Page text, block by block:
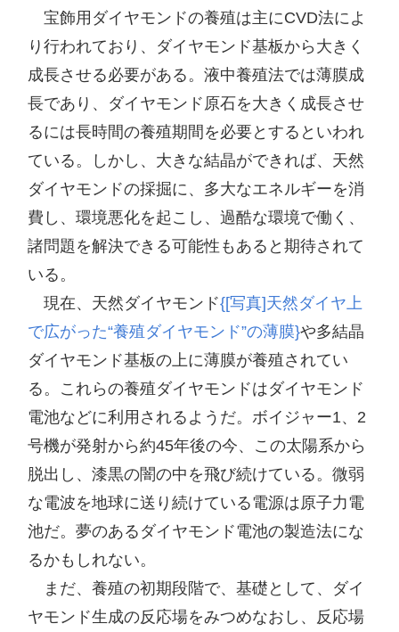
宝飾用ダイヤモンドの養殖は主にCVD法によ
り行われており、ダイヤモンド基板から大きく
成長させる必要がある。液中養殖法では薄膜成
長であり、ダイヤモンド原石を大きく成長させ
るには長時間の養殖期間を必要とするといわれ
ている。しかし、大きな結晶ができれば、天然
ダイヤモンドの採掘に、多大なエネルギーを消
費し、環境悪化を起こし、過酷な環境で働く、
諸問題を解決できる可能性もあると期待されて
いる。
現在、天然ダイヤモンド{[写真]天然ダイヤ上
で広がった“養殖ダイヤモンド”の薄膜}や多結晶
ダイヤモンド基板の上に薄膜が養殖されてい
る。これらの養殖ダイヤモンドはダイヤモンド
電池などに利用されるようだ。ボイジャー1、2
号機が発射から約45年後の今、この太陽系から
脱出し、漆黒の闇の中を飛び続けている。微弱
な電波を地球に送り続けている電源は原子力電
池だ。夢のあるダイヤモンド電池の製造法にな
るかもしれない。
まだ、養殖の初期段階で、基礎として、ダイ
ヤモンド生成の反応場をみつめなおし、反応場